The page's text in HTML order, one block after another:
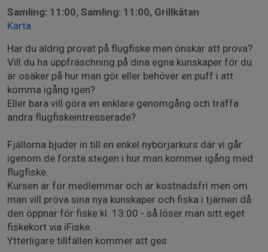
Samling: 11:00, Samling: 11:00, Grillkåtan
Karta
Har du aldrig provat på flugfiske men önskar att prova?
Vill du ha uppfräschning på dina egna kunskaper för du
är osäker på hur man gör eller behöver en puff i att
komma igång igen?
Eller bara vill göra en enklare genomgång och träffa
andra flugfiskeintresserade?
Fjällorna bjuder in till en enkel nybörjarkurs där vi går
igenom de första stegen i hur man kommer igång med
flugfiske.
Kursen är för medlemmar och är kostnadsfri men om
man vill pröva sina nya kunskaper och fiska i tjärnen då
den öppnar för fiske kl. 13:00 - så löser man sitt eget
fiskekort via iFiske.
Ytterligare tillfällen kommer att ges